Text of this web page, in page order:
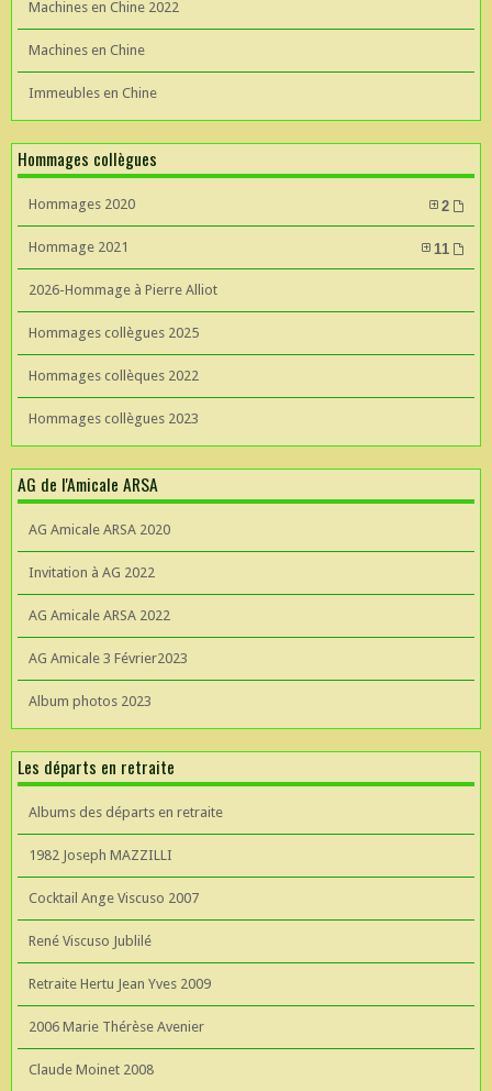
Machines en Chine 2022
Machines en Chine
Immeubles en Chine
Hommages collègues
Hommages 2020 2
Hommage 2021 11
2026-Hommage à Pierre Alliot
Hommages collègues 2025
Hommages collèques 2022
Hommages collègues 2023
AG de l'Amicale ARSA
AG Amicale ARSA 2020
Invitation à AG 2022
AG Amicale ARSA 2022
AG Amicale 3 Février2023
Album photos 2023
Les départs en retraite
Albums des départs en retraite
1982 Joseph MAZZILLI
Cocktail Ange Viscuso 2007
René Viscuso Jublilé
Retraite Hertu Jean Yves 2009
2006 Marie Thérèse Avenier
Claude Moinet 2008